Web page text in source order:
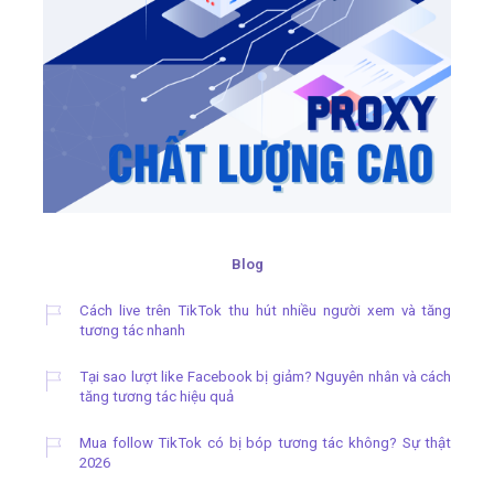
Blog
Cách live trên TikTok thu hút nhiều người xem và tăng
tương tác nhanh
Tại sao lượt like Facebook bị giảm? Nguyên nhân và cách
tăng tương tác hiệu quả
Mua follow TikTok có bị bóp tương tác không? Sự thật
2026